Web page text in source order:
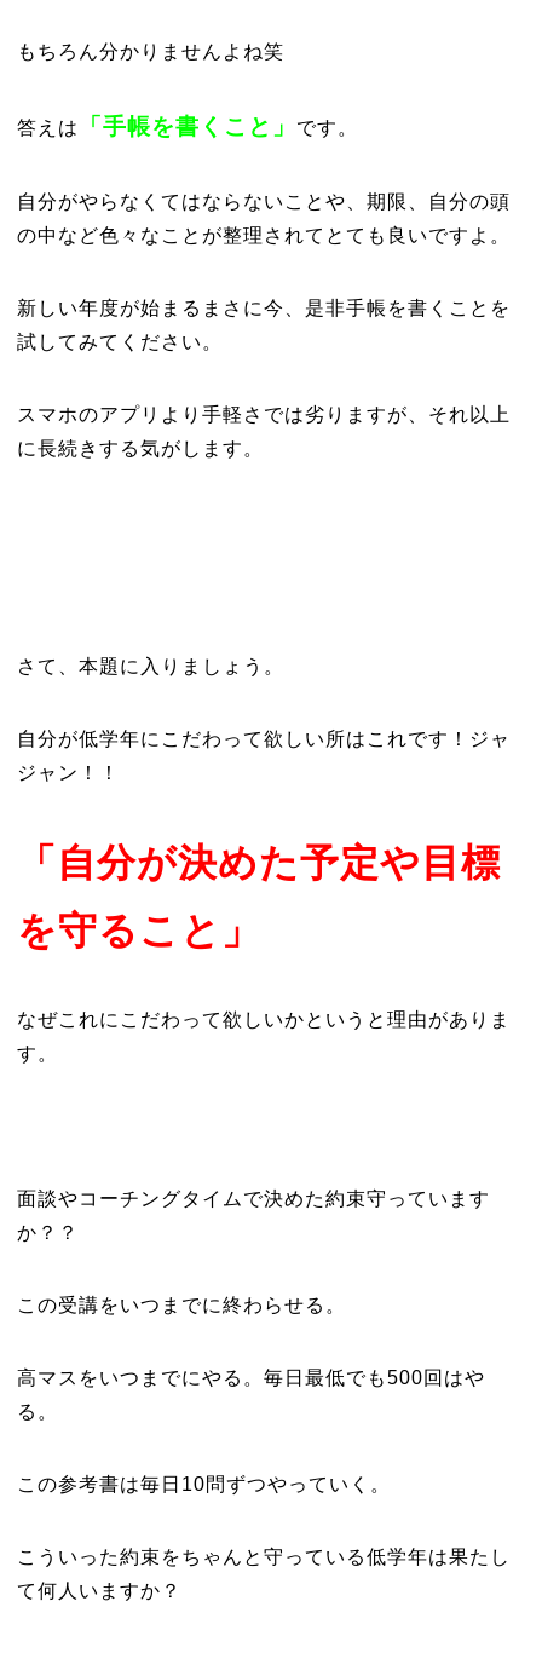
もちろん分かりませんよね笑
答えは 「手帳を書くこと」 です。
自分がやらなくてはならないことや、期限、自分の頭
の中など色々なことが整理されてとても良いですよ。
新しい年度が始まるまさに今、是非手帳を書くことを
試してみてください。
スマホのアプリより手軽さでは劣りますが、それ以上
に長続きする気がします。
さて、本題に入りましょう。
自分が低学年にこだわって欲しい所はこれです！ジャ
ジャン！！
「自分が決めた予定や目標
を守ること」
なぜこれにこだわって欲しいかというと理由がありま
す。
面談やコーチングタイムで決めた約束守っています
か？？
この受講をいつまでに終わらせる。
高マスをいつまでにやる。毎日最低でも500回はや
る。
この参考書は毎日10問ずつやっていく。
こういった約束をちゃんと守っている低学年は果たし
て何人いますか？